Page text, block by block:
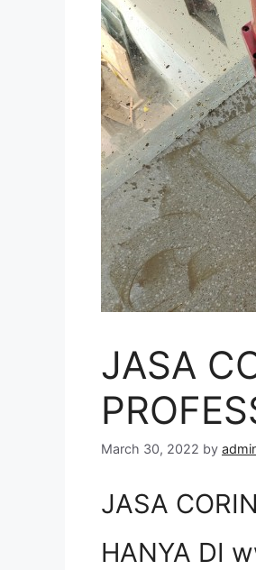
JASA
March 30, 2022 by
JASA
HANYA DI